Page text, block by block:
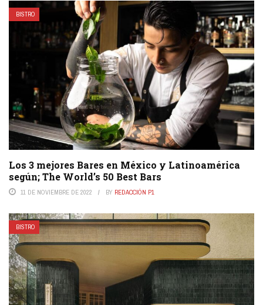
BISTRO
Los 3 mejores Bares en México y Latinoamérica
según; The World’s 50 Best Bars
11 DE NOVIEMBRE DE 2022 BY REDACCIÓN P1
BISTRO